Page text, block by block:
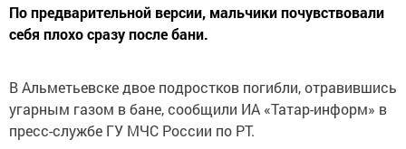
По предварительной версии, мальчики почувствовали
себя плохо сразу после бани.
В Альметьевске двое подростков погибли, отравившись
угарным газом в бане, сообщили ИА «Татар-информ» в
пресс-службе ГУ МЧС России по РТ.